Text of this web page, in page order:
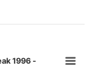
1996 -